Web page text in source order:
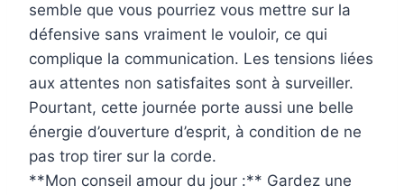
semble que vous pourriez vous mettre sur la
défensive sans vraiment le vouloir, ce qui
complique la communication. Les tensions liées
aux attentes non satisfaites sont à surveiller.
Pourtant, cette journée porte aussi une belle
énergie d’ouverture d’esprit, à condition de ne
pas trop tirer sur la corde.
**Mon conseil amour du jour :** Gardez une